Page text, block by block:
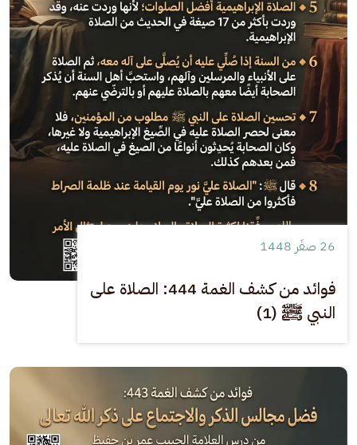
26 صفَر 1448
فوائد من كشف الغمة 444: الصلاة على
النبي ﷺ (1)
الصورة